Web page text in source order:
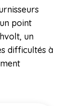
point
un
difficultés à